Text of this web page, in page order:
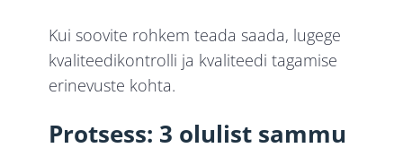
Kui soovite rohkem teada saada, lugege
kvaliteedikontrolli ja kvaliteedi tagamise
erinevuste kohta.
Protsess: 3 olulist sammu